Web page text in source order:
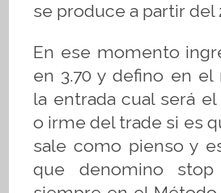
se produce a partir del
En ese momento
en 3.70 y defino en
la entrada cual será
o irme del trade si es
sale como pienso y
que denomino